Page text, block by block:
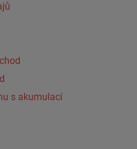
s akumulací